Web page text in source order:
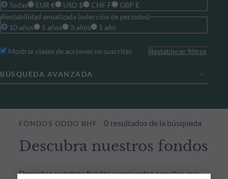
Todas
EUR € USD $ CHF F
GBP £
Rentabilidad anualizada (selección de períodos)
10 años
5 años 3 años 1 año
Mostrar clases de acciones no suscritas Restablecer filtros
BÚSQUEDA AVANZADA
FONDOS ODDO BHF 0 resultados de la búsqueda
Descubra nuestros fondos
Descubra nuestros fondos y encuentre aquellos que